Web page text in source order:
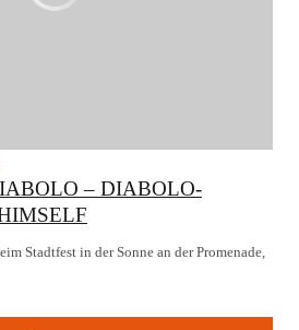
– DIABOLO-
Stadtfest in der Sonne an der Promenade,